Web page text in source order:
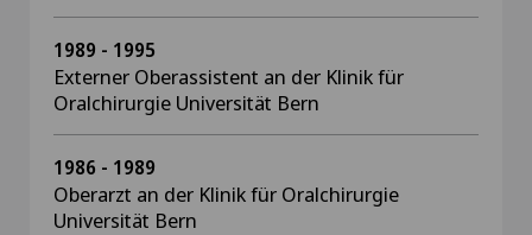
1989 - 1995
Externer Oberassistent an der Klinik für
Oralchirurgie Universität Bern
1986 - 1989
Oberarzt an der Klinik für Oralchirurgie
Universität Bern